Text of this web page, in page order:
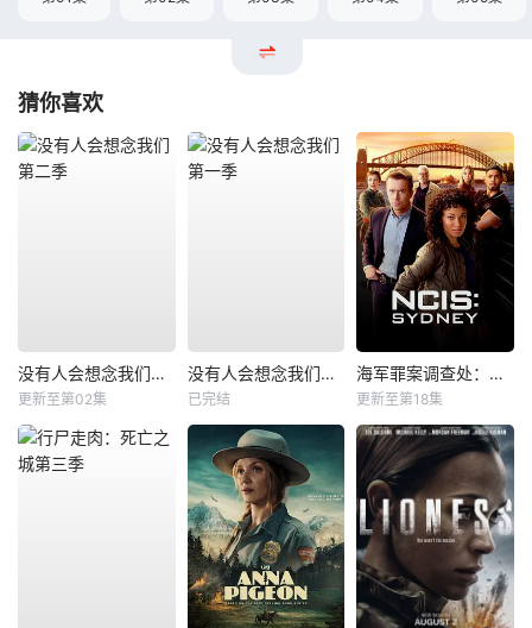
猜你喜欢
没有人会想念我们第二季
更新至第02集
没有人会想念我们第一季
已完结
海军罪案调查处：悉尼第三季
更新至第18集